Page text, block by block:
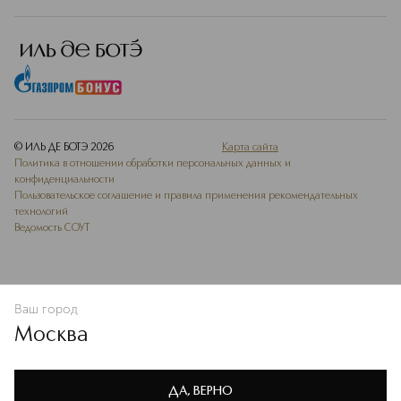
Политике конфиденциальности
© ИЛЬ ДЕ БОТЭ 2026
Карта сайта
Политика в отношении обработки персональных данных и
конфиденциальности
Пользовательское соглашение и правила применения рекомендательных
технологий
Ведомость СОУТ
Ваш город
Москва
ДА, ВЕРНО